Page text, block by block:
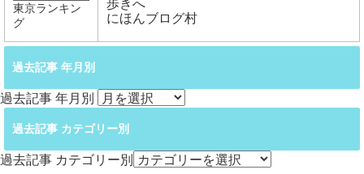
東京ランキン
グ
にほんブログ村
過去記事 年月別
過去記事 年月別
過去記事 カテゴリー別
過去記事 カテゴリー別